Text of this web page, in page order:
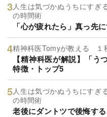
人生は気づかぬうちにすぎ
の時間術
「心が疲れたら」真っ先
精神科医Tomyが教える １
【精神科医が解説】「う
特徴・トップ5
人生は気づかぬうちにすぎ
の時間術
老後にダントツで後悔す